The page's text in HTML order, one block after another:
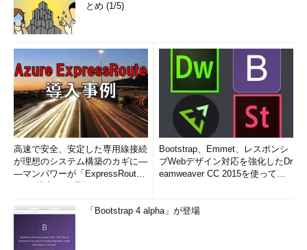
とめ (1/5)
高速で安全、安定した専用線接続
が理想のシステム構築のカギに―
―マンパワーが「ExpressRout
Bootstrap、Emmet、レスポンシ
ブWebデザイン対応を強化したDr
eamweaver CC 2015を使って
「Bootstrap 4 alpha」が登場